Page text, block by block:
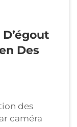
Des
des
caméra